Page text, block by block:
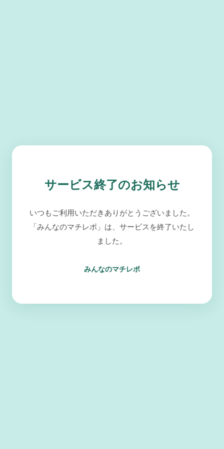
サービス終了のお知らせ
いつもご利用いただきありがとうございました。
「みんなのマチレポ」は、サービスを終了いたし
ました。
みんなのマチレポ